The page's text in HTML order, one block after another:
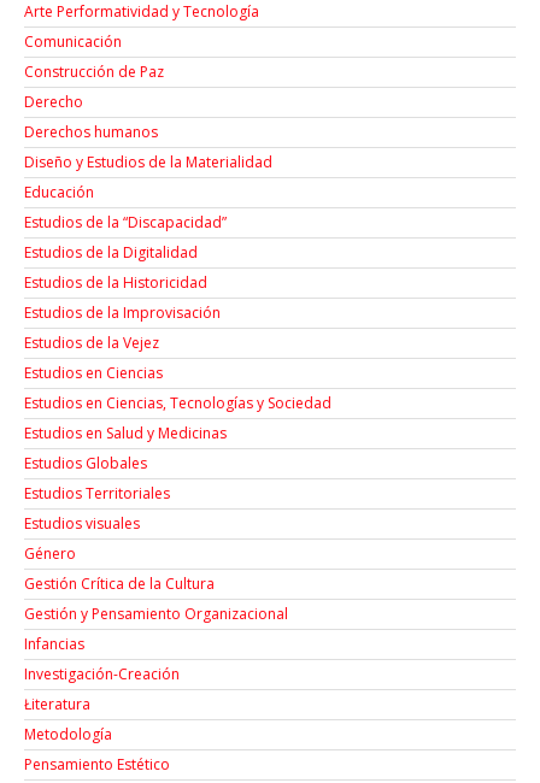
Arte Performatividad y Tecnología
Comunicación
Construcción de Paz
Derecho
Derechos humanos
Diseño y Estudios de la Materialidad
Educación
Estudios de la “Discapacidad”
Estudios de la Digitalidad
Estudios de la Historicidad
Estudios de la Improvisación
Estudios de la Vejez
Estudios en Ciencias
Estudios en Ciencias, Tecnologías y Sociedad
Estudios en Salud y Medicinas
Estudios Globales
Estudios Territoriales
Estudios visuales
Género
Gestión Crítica de la Cultura
Gestión y Pensamiento Organizacional
Infancias
Investigación-Creación
Łiteratura
Metodología
Pensamiento Estético